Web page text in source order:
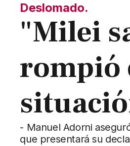
Deslomado.
"Milei
rompió
- Manuel Adorni
que presentará su